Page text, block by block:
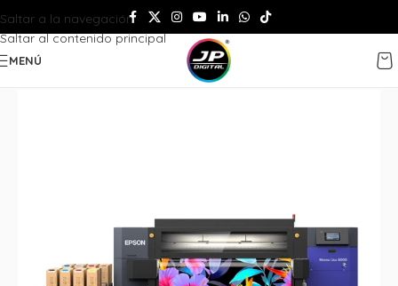
Saltar a la navegación
Saltar al contenido principal
MENÚ